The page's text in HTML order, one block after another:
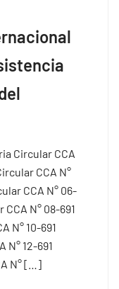
Circular CCA
CCA N°
CCA N° 06-
CCA N° 08-691
N° 10-691
N° 12-691
N° […]